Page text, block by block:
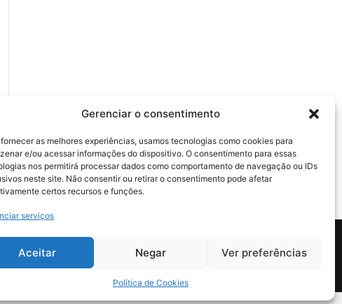
Gerenciar o consentimento
as melhores experiências, usamos tecnologias como cookies para
e/ou acessar informações do dispositivo. O consentimento para essas
nos permitirá processar dados como comportamento de navegação ou IDs
neste site. Não consentir ou retirar o consentimento pode afetar
certos recursos e funções.
serviços
Aceitar Negar Ver preferências
Política de Cookies
Política de Segurança e Privacidade